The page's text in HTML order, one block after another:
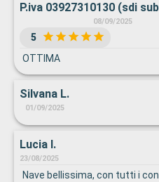
P.iva 03927310130 (sdi
08/09/2025
5
OTTIMA
Silvana L.
01/09/2025
Lucia I.
23/08/2025
Nave bellissima, con tutti i